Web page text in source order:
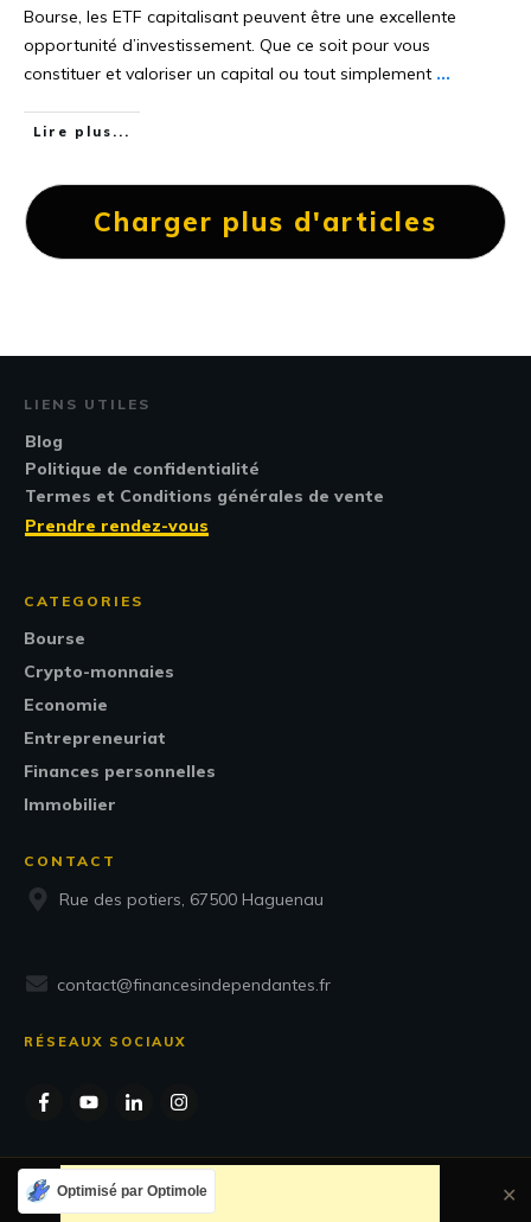
Bourse, les ETF capitalisant peuvent être une excellente
opportunité d’investissement. Que ce soit pour vous
constituer et valoriser un capital ou tout simplement ...
Lire plus...
Charger plus d'articles
LIENS UTILES
Blog
Politique de confidentialité
Termes et Conditions générales de vente
Prendre rendez-vous
CATEGORIES
Bourse
Crypto-monnaies
Economie
Entrepreneuriat
Finances personnelles
Immobilier
CONTACT
Rue des potiers, 67500 Haguenau
contact@financesindependantes.fr
RÉSEAUX SOCIAUX
Copyright2026 Finances Indépendantes
Optimisé par Optimole ✕